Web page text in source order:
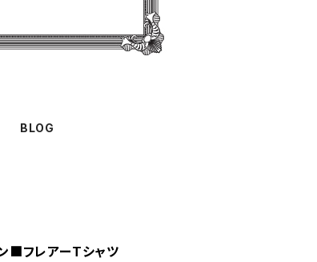
BLOG
■フレアーTシャツ